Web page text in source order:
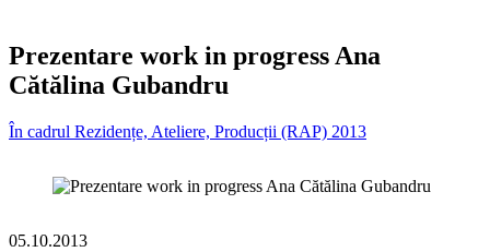
Prezentare work in progress Ana
Cătălina Gubandru
În cadrul Rezidențe, Ateliere, Producții (RAP) 2013
05.10.2013